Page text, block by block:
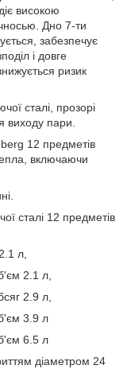
високою
Дно 7-ти
забезпечує
і довге
ризик
сталі, прозорі
виходу пари.
12 предметів
включаючи
сталі 12 предметів
л,
2.1 л,
2.9 л,
3.9 л
6.5 л
діаметром 24